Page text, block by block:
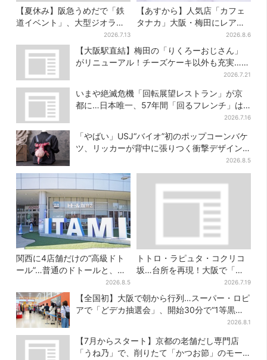
【夏休み】阪急うめだで「鉄
道イベント」、大型ジオラマ
＆運転体験コーナー…豪華ゲ
ストも4人登場
2026.7.13
【あすから】人気店「カフェ
タナカ」大阪・梅田にレア商
品集結…本店人気パン＆限定
クッキー缶も！ 7日間の夏イ
ベント
2026.8.6
【大阪駅直結】梅田の「りくろーおじさん」
がリニューアル！チーズケーキ以外も充実…並
2026.7.21
いまや絶滅危機「回転展望レストラン」が京
都に…日本唯一、57年間「回るフレンチ」は
2026.7.16
「やばい」USJ“バイオ”初のポップコーンバケ
ツ、リッカーが背中に張りつく衝撃デザイン
2026.8.5
関西に4店舗だけの“高級ドト
ール”…普通のドトールと、何
が違う？コーヒーは約2倍の
600円
2026.8.5
トトロ・ラピュタ・コクリコ
坂…台所を再現！大阪で「ジ
ブリ」の世界に浸れる 「食」
の展示とは？
2026.7.19
【全国初】大阪で朝から行列…スーパー・ロピ
アで「どデカ抽選会」、開始30分で“1等黒毛
2026.8.1
【7月からスタート】京都の老舗だし専門店
「うね乃」で、削りたて「かつお節」のモー